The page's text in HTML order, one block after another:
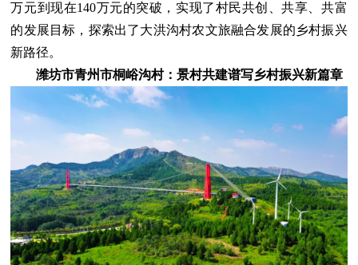
万元到现在140万元的突破，实现了村民共创、共享、共富
的发展目标，探索出了大洪沟村农文旅融合发展的乡村振兴
新路径。
潍坊市青州市桐峪沟村：景村共建谱写乡村振兴新篇章